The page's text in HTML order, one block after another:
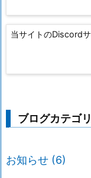
当サイトのDiscord
ブログカテゴリ
お知らせ (6)